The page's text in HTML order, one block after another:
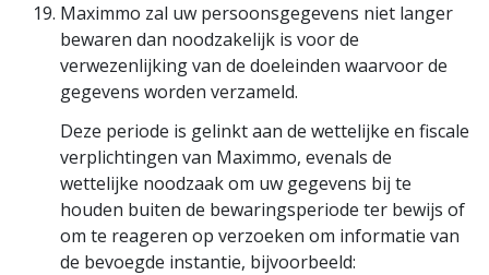
Maximmo zal uw persoonsgegevens niet langer
bewaren dan noodzakelijk is voor de
verwezenlijking van de doeleinden waarvoor de
gegevens worden verzameld.
Deze periode is gelinkt aan de wettelijke en fiscale
verplichtingen van Maximmo, evenals de
wettelijke noodzaak om uw gegevens bij te
houden buiten de bewaringsperiode ter bewijs of
om te reageren op verzoeken om informatie van
de bevoegde instantie, bijvoorbeeld: